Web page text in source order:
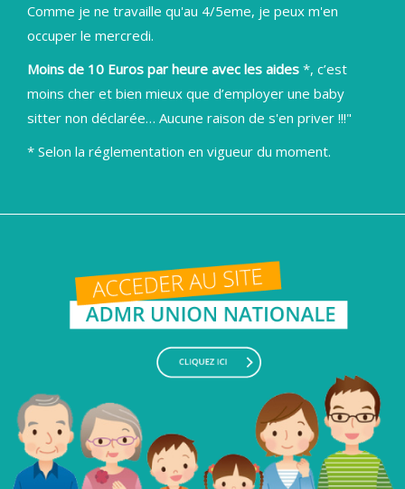
Comme je ne travaille qu'au 4/5eme, je peux m'en
occuper le mercredi.
Moins de 10 Euros par heure avec les aides *, c’est
moins cher et bien mieux que d’employer une baby
sitter non déclarée… Aucune raison de s'en priver !!!"
* Selon la réglementation en vigueur du moment.